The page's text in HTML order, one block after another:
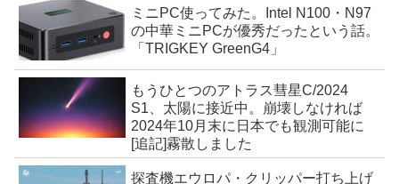
ミニPC使ってみた。Intel N100・N97
の中華ミニPCが優秀だったという話。
「TRIGKEY GreenG4」
もうひとつのアトラス彗星C/2024
S1、太陽に接近中。崩壊しなければ
2024年10月末に日本でも観測可能に
[追記]霧散しました
探査機エウロパ・クリッパー打ち上げ